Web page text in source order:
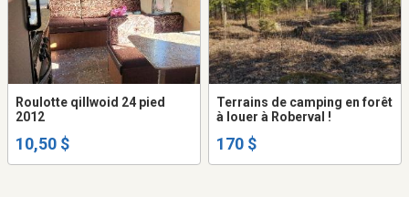
Roulotte qillwoid 24 pied
2012
10,50 $
Terrains de camping en forêt
à louer à Roberval !
170 $